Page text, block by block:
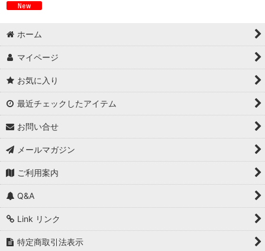
ホーム
マイページ
お気に入り
最近チェックしたアイテム
お問い合せ
メールマガジン
ご利用案内
Q&A
Link リンク
特定商取引法表示